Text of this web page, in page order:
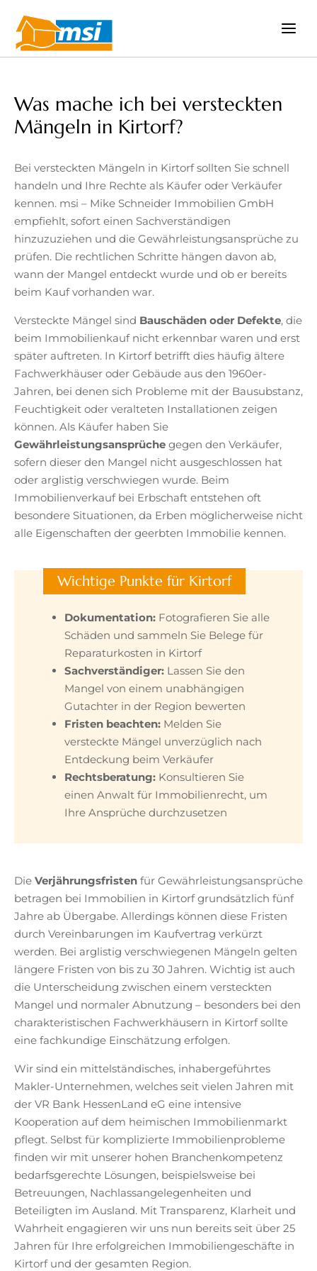
Inhalt
springen
Was mache ich bei versteckten
Mängeln in Kirtorf?
Bei versteckten Mängeln in Kirtorf sollten Sie schnell
handeln und Ihre Rechte als Käufer oder Verkäufer
kennen. msi – Mike Schneider Immobilien GmbH
empfiehlt, sofort einen Sachverständigen
hinzuzuziehen und die Gewährleistungsansprüche zu
prüfen. Die rechtlichen Schritte hängen davon ab,
wann der Mangel entdeckt wurde und ob er bereits
beim Kauf vorhanden war.
Versteckte Mängel sind Bauschäden oder Defekte, die
beim Immobilienkauf nicht erkennbar waren und erst
später auftreten. In Kirtorf betrifft dies häufig ältere
Fachwerkhäuser oder Gebäude aus den 1960er-
Jahren, bei denen sich Probleme mit der Bausubstanz,
Feuchtigkeit oder veralteten Installationen zeigen
können. Als Käufer haben Sie
Gewährleistungsansprüche gegen den Verkäufer,
sofern dieser den Mangel nicht ausgeschlossen hat
oder arglistig verschwiegen wurde. Beim
Immobilienverkauf bei Erbschaft entstehen oft
besondere Situationen, da Erben möglicherweise nicht
alle Eigenschaften der geerbten Immobilie kennen.
Wichtige Punkte für Kirtorf
Dokumentation: Fotografieren Sie alle
Schäden und sammeln Sie Belege für
Reparaturkosten in Kirtorf
Sachverständiger: Lassen Sie den
Mangel von einem unabhängigen
Gutachter in der Region bewerten
Fristen beachten: Melden Sie
versteckte Mängel unverzüglich nach
Entdeckung beim Verkäufer
Rechtsberatung: Konsultieren Sie
einen Anwalt für Immobilienrecht, um
Ihre Ansprüche durchzusetzen
Die Verjährungsfristen für Gewährleistungsansprüche
betragen bei Immobilien in Kirtorf grundsätzlich fünf
Jahre ab Übergabe. Allerdings können diese Fristen
durch Vereinbarungen im Kaufvertrag verkürzt
werden. Bei arglistig verschwiegenen Mängeln gelten
längere Fristen von bis zu 30 Jahren. Wichtig ist auch
die Unterscheidung zwischen einem versteckten
Mangel und normaler Abnutzung – besonders bei den
charakteristischen Fachwerkhäusern in Kirtorf sollte
eine fachkundige Einschätzung erfolgen.
Wir sind ein mittelständisches, inhabergeführtes
Makler-Unternehmen, welches seit vielen Jahren mit
der VR Bank HessenLand eG eine intensive
Kooperation auf dem heimischen Immobilienmarkt
pflegt. Selbst für komplizierte Immobilienprobleme
finden wir mit unserer hohen Branchenkompetenz
bedarfsgerechte Lösungen, beispielsweise bei
Betreuungen, Nachlassangelegenheiten und
Beteiligten im Ausland. Mit Transparenz, Klarheit und
Wahrheit engagieren wir uns nun bereits seit über 25
Jahren für Ihre erfolgreichen Immobiliengeschäfte in
Kirtorf und der gesamten Region.